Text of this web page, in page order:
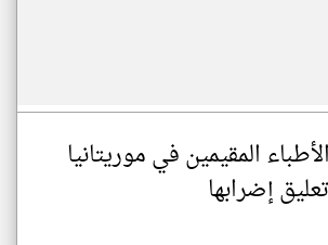
المقيمين في موريتانيا
إضرابها